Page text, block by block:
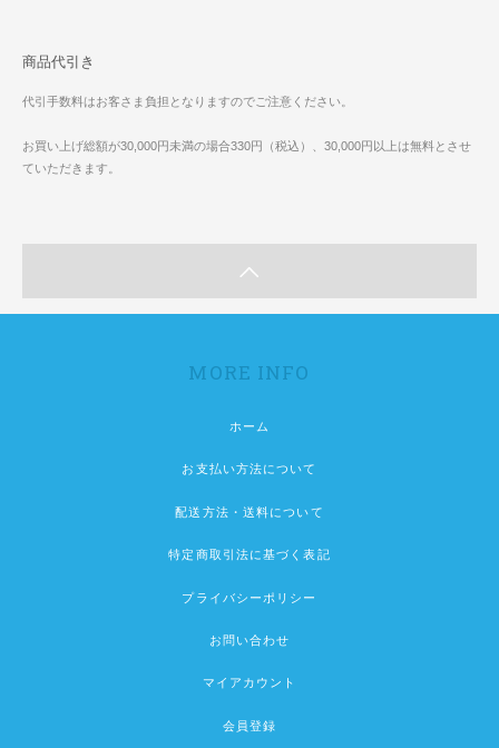
商品代引き
代引手数料はお客さま負担となりますのでご注意ください。
お買い上げ総額が30,000円未満の場合330円（税込）、30,000円以上は無料とさせ
ていただきます。
MORE INFO
ホーム
お支払い方法について
配送方法・送料について
特定商取引法に基づく表記
プライバシーポリシー
お問い合わせ
マイアカウント
会員登録